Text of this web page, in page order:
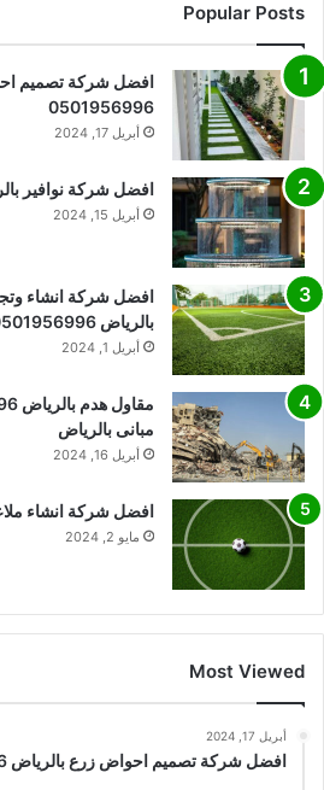
Popular Posts
افضل شركة تصميم
0501956996
أبريل 17, 2024
افضل شركة نوافير بالرياض
أبريل 15, 2024
افضل شركة انشاء
بالرياض 0501956996
أبريل 1, 2024
مبانى بالرياض
أبريل 16, 2024
افضل شركة انشاء ملاعب
مايو 2, 2024
Most Viewed
أبريل 17, 2024
افضل شركة تصميم احواض زرع بالرياض 0501956996